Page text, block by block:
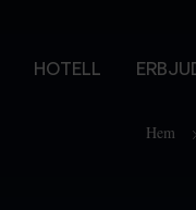
HOTELL
Hem